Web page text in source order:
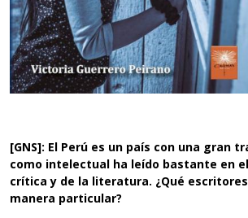
[GNS]: El Perú es un país con una gran
como intelectual ha leído bastante en
crítica y de la literatura. ¿Qué
manera particular?